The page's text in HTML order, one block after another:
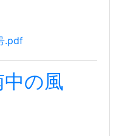
.pdf
中の風